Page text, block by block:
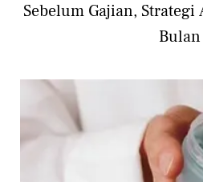
Sebelum Gajian,
Bulan